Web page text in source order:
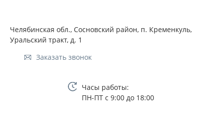
Челябинская обл., Сосновский район, п. Кременкуль,
Уральский тракт, д. 1
Заказать звонок
Часы работы:
ПН-ПТ с 9:00 до 18:00